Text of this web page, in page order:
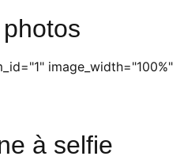
image_width="100%"
à selfie